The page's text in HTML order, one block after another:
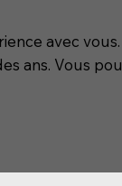
avec
ans. Vous